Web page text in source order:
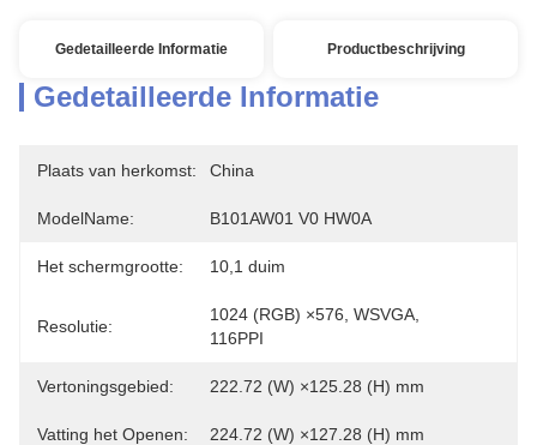
Gedetailleerde Informatie Productbeschrijving
Gedetailleerde Informatie
Plaats van herkomst: China
ModelName: B101AW01 V0 HW0A
Het schermgrootte: 10,1 duim
Resolutie:
1024 (RGB) ×576, WSVGA,
116PPI
Vertoningsgebied: 222.72 (W) ×125.28 (H) mm
Vatting het Openen: 224.72 (W) ×127.28 (H) mm